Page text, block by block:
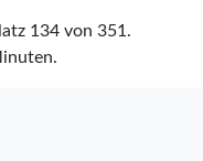
134von 351 .